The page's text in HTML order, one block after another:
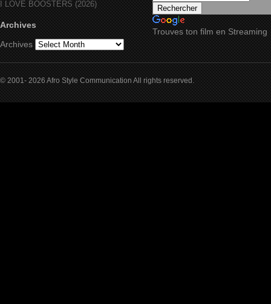
I LOVE BOOSTERS (2026)
Archives
Archives
Trouves ton film en Streaming
© 2001- 2026 Afro Style Communication All rights reserved.